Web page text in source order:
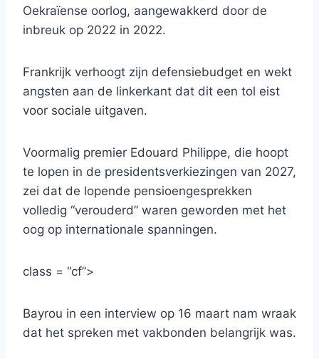
Oekraïense oorlog, aangewakkerd door de
inbreuk op 2022 in 2022.
Frankrijk verhoogt zijn defensiebudget en wekt
angsten aan de linkerkant dat dit een tol eist
voor sociale uitgaven.
Voormalig premier Edouard Philippe, die hoopt
te lopen in de presidentsverkiezingen van 2027,
zei dat de lopende pensioengesprekken
volledig “verouderd” waren geworden met het
oog op internationale spanningen.
class = “cf”>
Bayrou in een interview op 16 maart nam wraak
dat het spreken met vakbonden belangrijk was.